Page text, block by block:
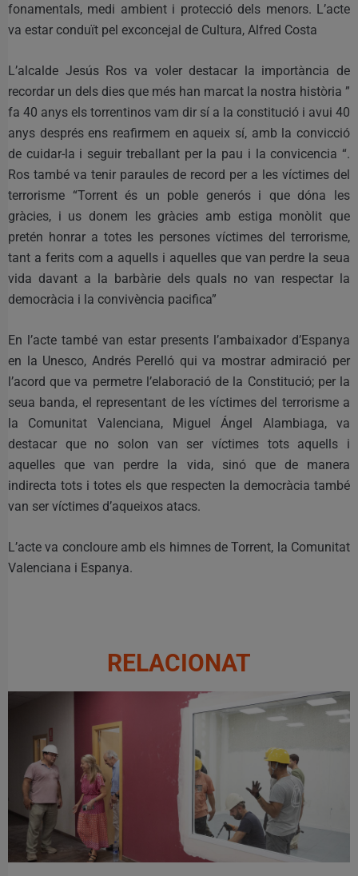
fonamentals, medi ambient i protecció dels menors. L’acte
va estar conduït pel exconcejal de Cultura, Alfred Costa
L’alcalde Jesús Ros va voler destacar la importància de
recordar un dels dies que més han marcat la nostra història ”
fa 40 anys els torrentinos vam dir sí a la constitució i avui 40
anys després ens reafirmem en aqueix sí, amb la convicció
de cuidar-la i seguir treballant per la pau i la convicencia “.
Ros també va tenir paraules de record per a les víctimes del
terrorisme “Torrent és un poble generós i que dóna les
gràcies, i us donem les gràcies amb estiga monòlit que
pretén honrar a totes les persones víctimes del terrorisme,
tant a ferits com a aquells i aquelles que van perdre la seua
vida davant a la barbàrie dels quals no van respectar la
democràcia i la convivència pacifica”
En l’acte també van estar presents l’ambaixador d’Espanya
en la Unesco, Andrés Perelló qui va mostrar admiració per
l’acord que va permetre l’elaboració de la Constitució; per la
seua banda, el representant de les víctimes del terrorisme a
la Comunitat Valenciana, Miguel Ángel Alambiaga, va
destacar que no solon van ser víctimes tots aquells i
aquelles que van perdre la vida, sinó que de manera
indirecta tots i totes els que respecten la democràcia també
van ser víctimes d’aqueixos atacs.
L’acte va concloure amb els himnes de Torrent, la Comunitat
Valenciana i Espanya.
RELACIONAT